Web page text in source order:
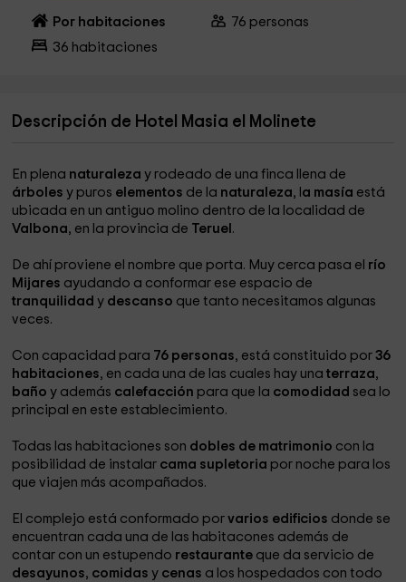
Por habitaciones 76 personas
36 habitaciones
Descripción de Hotel Masia el Molinete
En plena naturaleza y rodeado de una finca llena de
árboles y puros elementos de la naturaleza, l a masía está
ubicada en un antiguo molino dentro de la localidad de
Valbona, en la provincia de Teruel .
De ahí proviene el nombre que porta. Muy cerca pasa el río
Mijares ayudando a conformar ese espacio de
tranquilidad y descanso que tanto necesitamos algunas
veces.
Con capacidad para 76 personas, está constituido por36
habitaciones, en cada una de las cuales hay unaterraza,
baño y además calefacción para que la comodidad sea lo
principal en este establecimiento.
Todas las habitaciones son dobles de matrimonio con la
posibilidad de instalar cama supletoria por noche para los
que viajen más acompañados.
El complejo está conformado porvarios edificios donde se
encuentran cada una de las habitacones además de
contar con un estupendo restaurante que da servicio de
desayunos, comidas y cenas a los hospedados con todo